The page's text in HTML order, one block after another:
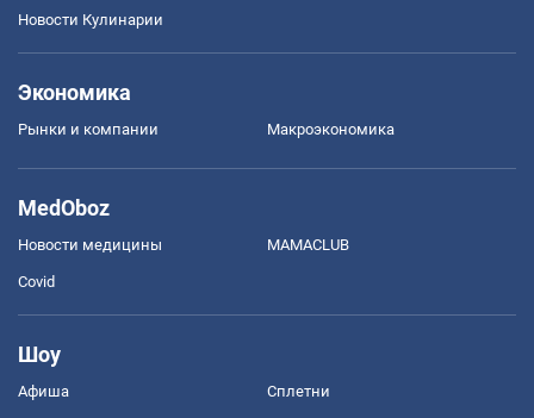
Новости Кулинарии
Экономика
Рынки и компании Mакроэкономика
MedOboz
Новости медицины MAMACLUB
Covid
Шоу
Афиша Сплетни